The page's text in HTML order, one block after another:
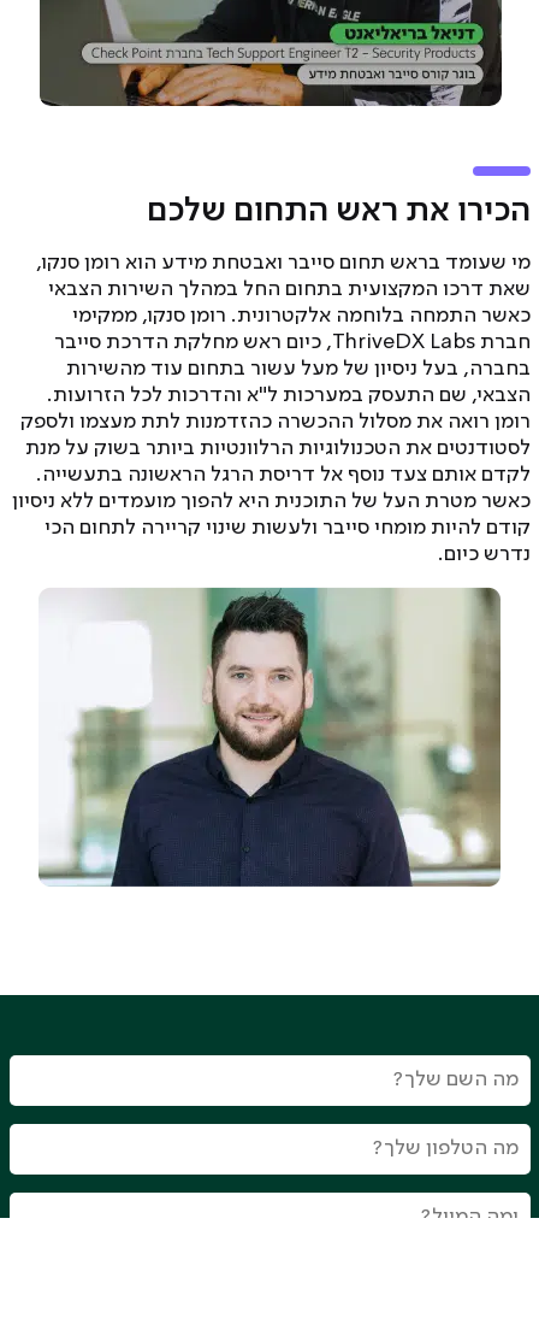
הכירו את ראש התחום שלכם
מי שעומד בראש תחום סייבר ואבטחת מידע הוא רומן סנקו,
שאת דרכו המקצועית בתחום החל במהלך השירות הצבאי
כאשר התמחה בלוחמה אלקטרונית. רומן סנקו, ממקימי
חברת ThriveDX Labs, כיום ראש מחלקת הדרכת סייבר
בחברה, בעל ניסיון של מעל עשור בתחום עוד מהשירות
הצבאי, שם התעסק במערכות ל"א והדרכות לכל הזרועות.
רומן רואה את מסלול ההכשרה כהזדמנות לתת מעצמו ולספק
לסטודנטים את הטכנולוגיות הרלוונטיות ביותר בשוק על מנת
לקדם אותם צעד נוסף אל דריסת הרגל הראשונה בתעשייה.
כאשר מטרת העל של התוכנית היא להפוך מועמדים ללא ניסיון
קודם להיות מומחי סייבר ולעשות שינוי קריירה לתחום הכי
נדרש כיום.